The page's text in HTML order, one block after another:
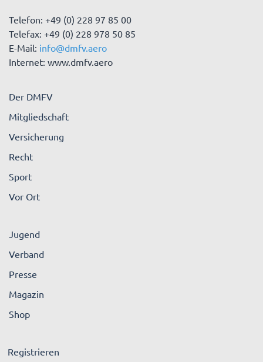
Telefon: +49 (0) 228 97 85 00
Telefax: +49 (0) 228 978 50 85
E-Mail: info@dmfv.aero
Internet: www.dmfv.aero
Der DMFV
Mitgliedschaft
Versicherung
Recht
Sport
Vor Ort
Jugend
Verband
Presse
Magazin
Shop
Registrieren